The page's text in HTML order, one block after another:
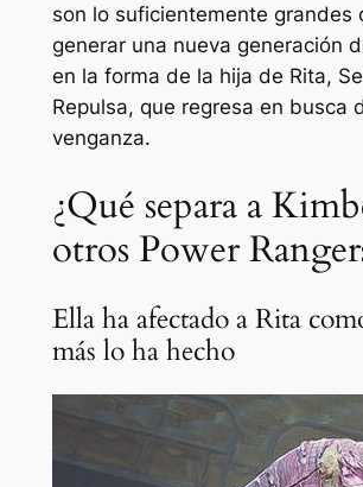
son lo suficientemente grandes
generar una nueva generación
en la forma de la hija de Rita,
Repulsa, que regresa en busca
venganza.
¿Qué separa a
otros Power
Ella ha afectado a Rita
más lo ha hecho